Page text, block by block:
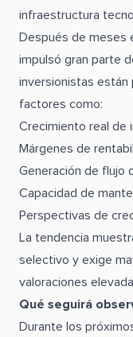
infraestructura
Después de meses
impulsó gran parte
inversionistas están
factores como:
Crecimiento real de
Márgenes de
Generación de flujo
Capacidad de
Perspectivas de
La tendencia
selectivo y exige
valoraciones
Qué seguirá
Durante los